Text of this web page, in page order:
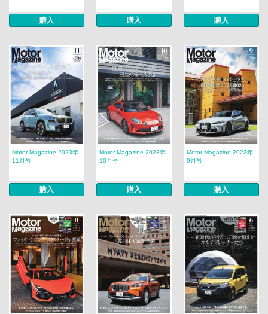
購入 購入 購入
Motor Magazine 2023年
11月号
購入
Motor Magazine 2023年
10月号
購入
Motor Magazine 2023年
9月号
購入